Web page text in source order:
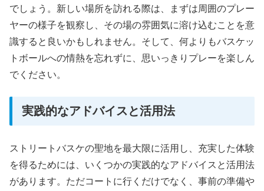
でしょう。新しい場所を訪れる際は、まずは周囲のプレー
ヤーの様子を観察し、その場の雰囲気に溶け込むことを意
識すると良いかもしれません。そして、何よりもバスケッ
トボールへの情熱を忘れずに、思いっきりプレーを楽しん
でください。
実践的なアドバイスと活用法
ストリートバスケの聖地を最大限に活用し、充実した体験
を得るためには、いくつかの実践的なアドバイスと活用法
があります。ただコートに行くだけでなく、事前の準備や